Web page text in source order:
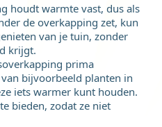
houdt warmte vast, dus als
de overkapping zet, kun
van je tuin, zonder
krijgt.
prima
bijvoorbeeld planten in
iets warmer kunt houden.
bieden, zodat ze niet